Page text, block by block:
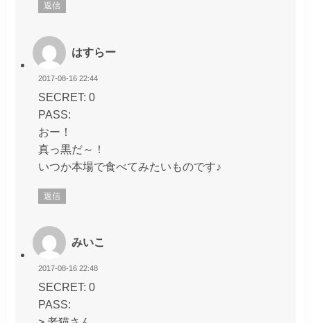
返信
はすらー
2017-08-16 22:44
SECRET: 0
PASS:
おー！
真っ黒だ～！
いつか本場で食べてみたいものです♪
返信
みいこ
2017-08-16 22:48
SECRET: 0
PASS: